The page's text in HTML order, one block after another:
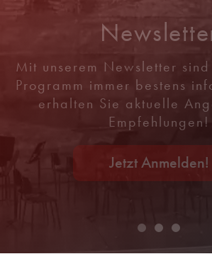
Mit unserem Newsletter
Programm immer bestens
erhalten Sie aktuelle
Empfehlungen!
Jetzt Anmelden!